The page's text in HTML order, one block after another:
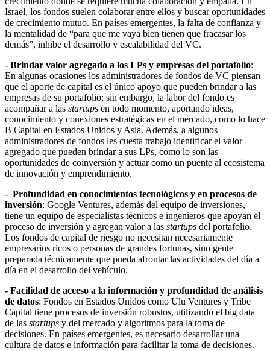
Israel, los fondos suelen colaborar entre ellos y buscar oportunidades
de crecimiento mutuo. En países emergentes, la falta de confianza y
la mentalidad de “para que me vaya bien tienen que fracasar los
demás”, inhibe el desarrollo y escalabilidad del VC.
- Brindar valor agregado a los LPs y empresas del portafolio:
En algunas ocasiones los administradores de fondos de VC piensan
que el aporte de capital es el único apoyo que pueden brindar a las
empresas de su portafolio; sin embargo, la labor del fondo es
acompañar a las startups en todo momento, aportando ideas,
conocimiento y conexiones estratégicas en el mercado, como lo hace
B Capital en Estados Unidos y Asia. Además, a algunos
administradores de fondos les cuesta trabajo identificar el valor
agregado que pueden brindar a sus LPs, como lo son las
oportunidades de coinversión y actuar como un puente al ecosistema
de innovación y emprendimiento.
- Profundidad en conocimientos tecnológicos y en procesos de
inversión: Google Ventures, además del equipo de inversiones,
tiene un equipo de especialistas técnicos e ingenieros que apoyan el
proceso de inversión y agregan valor a las startups del portafolio.
Los fondos de capital de riesgo no necesitan necesariamente
empresarios ricos o personas de grandes fortunas, sino gente
preparada técnicamente que pueda afrontar las actividades del día a
día en el desarrollo del vehículo.
- Facilidad de acceso a la información y profundidad de análisis
de datos: Fondos en Estados Unidos como Ulu Ventures y Tribe
Capital tiene procesos de inversión robustos, utilizando el big data
de las startups y del mercado y algoritmos para la toma de
decisiones. En países emergentes, es necesario desarrollar una
cultura de datos e información para facilitar la toma de decisiones.